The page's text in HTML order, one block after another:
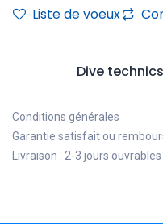
Liste de voeux
Dive technics
Conditions générales
Garantie satisfait ou
Livraison : 2-3 jours ouvrables